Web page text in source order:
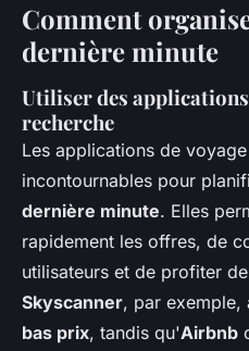
Comment
dernière minute
Utiliser des
recherche
Les applications de
incontournables pour
dernière minute. Elles
rapidement les offres, de
utilisateurs et de profiter
Skyscanner, par exemple,
bas prix, tandis qu'Airbnb